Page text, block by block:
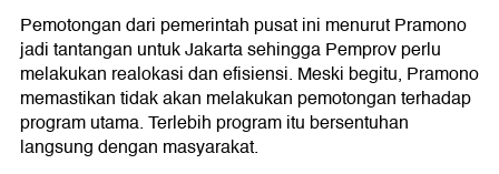
Pemotongan dari pemerintah pusat ini menurut Pramono
jadi tantangan untuk Jakarta sehingga Pemprov perlu
melakukan realokasi dan efisiensi. Meski begitu, Pramono
memastikan tidak akan melakukan pemotongan terhadap
program utama. Terlebih program itu bersentuhan
langsung dengan masyarakat.